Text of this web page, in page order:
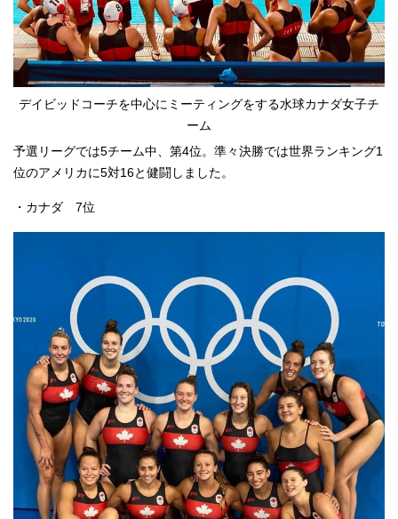
デイビッドコーチを中心にミーティングをする水球カナダ女子チ
ーム
予選リーグでは5チーム中、第4位。準々決勝では世界ランキング1
位のアメリカに5対16と健闘しました。
・カナダ 7位